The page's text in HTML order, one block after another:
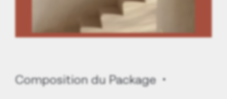
Composition du Package